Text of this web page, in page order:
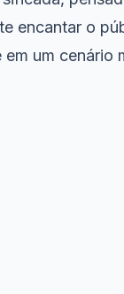
encantar o
um cenário